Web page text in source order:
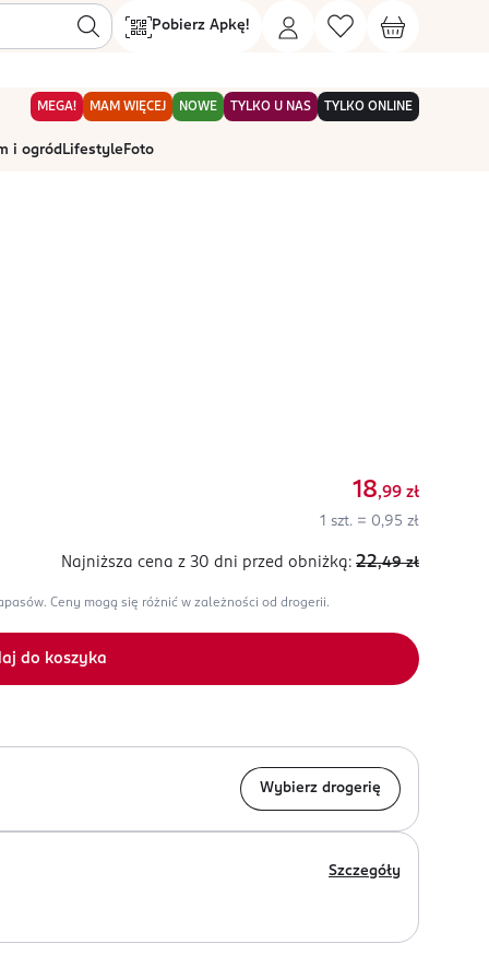
Pobierz Apkę!
MEGA! MAM WIĘCEJ NOWE TYLKO U NAS TYLKO ONLINE
i ogród Lifestyle Foto
18,99 zł
1 szt. = 0,95 zł
Najniższa cena z 30 dni przed obniżką: 22,49 zł
Ceny mogą się różnić w zależności od drogerii.
do koszyka
Wybierz drogerię
Szczegóły